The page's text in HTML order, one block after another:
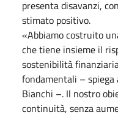
presenta disavanzi,
stimato positivo.
«Abbiamo costruito
che tiene insieme il
sostenibilità
fondamentali – spiega
Bianchi –. Il nostro
continuità, senza